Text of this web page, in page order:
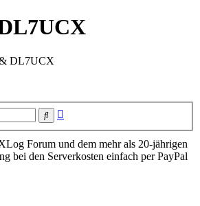
DL7UCX
Suche
Forum und dem mehr als 20-jährigen
bei den Serverkosten einfach per PayPal